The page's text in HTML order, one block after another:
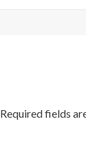
Required fields